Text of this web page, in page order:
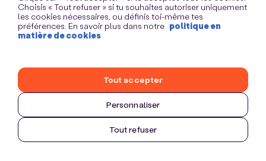
Choisis « Tout refuser » si tu souhaites autoriser uniquement
les cookies nécessaires, ou définis toi-même tes
préférences. En savoir plus dans notre politique en
matière de cookies
Personnaliser
Tout refuser
Tout accepter